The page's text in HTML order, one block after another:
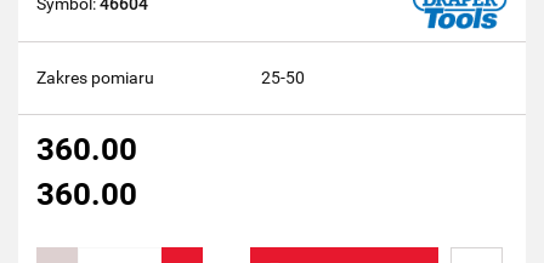
Zakres pomiaru 25-50
360.00
360.00